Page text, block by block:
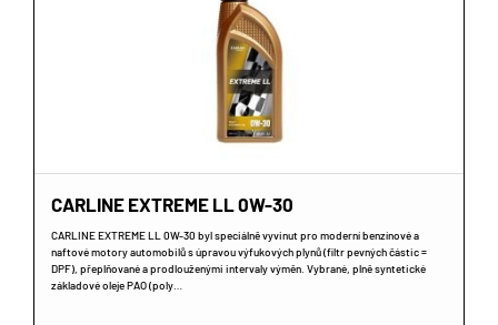
CARLINE EXTREME LL 0W-30
CARLINE EXTREME LL 0W-30 byl speciálně vyvinut pro moderní benzínové a
naftové motory automobilů s úpravou výfukových plynů (filtr pevných částic =
DPF), přeplňované a prodlouženými intervaly výměn. Vybrané, plně syntetické
základové oleje PAO (poly…